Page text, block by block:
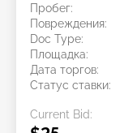
Пробег:
Повреждения:
Doc Type:
Площадка:
Дата торгов:
Статус ставки:
Current Bid: